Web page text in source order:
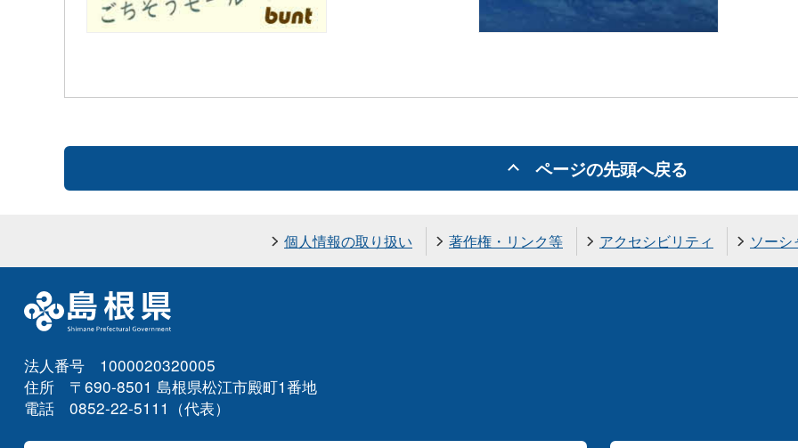
ページの先頭へ戻る
個人情報の取り扱い 著作権・リンク等 アクセシビリティ ソー
法人番号 1000020320005
住所 〒690-8501 島根県松江市殿町1番地
電話 0852-22-5111（代表）